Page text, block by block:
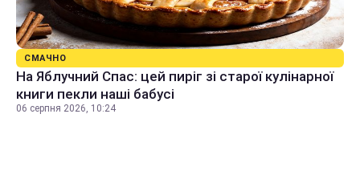
СМАЧНО
На Яблучний Спас: цей пиріг зі старої кулінарної
книги пекли наші бабусі
06 серпня 2026, 10:24